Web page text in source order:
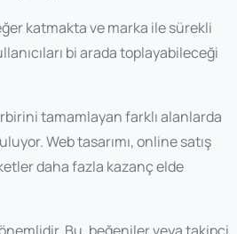
katmakta ve marka ile sürekli
bi arada toplayabileceği
tamamlayan farklı alanlarda
Web tasarımı, online satış
daha fazla kazanç elde